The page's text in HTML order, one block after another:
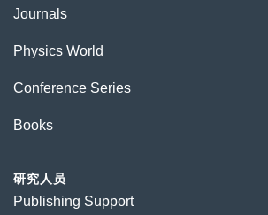
Journals
Physics World
Conference Series
Books
研究人员
Publishing Support